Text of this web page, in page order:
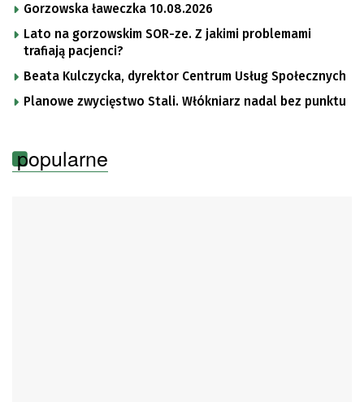
Gorzowska ławeczka 10.08.2026
Lato na gorzowskim SOR-ze. Z jakimi problemami
trafiają pacjenci?
Beata Kulczycka, dyrektor Centrum Usług Społecznych
Planowe zwycięstwo Stali. Włókniarz nadal bez punktu
popularne